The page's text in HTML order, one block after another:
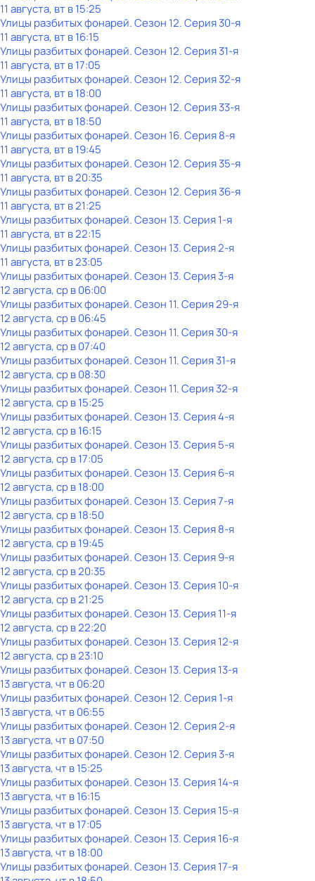
11 августа, вт в 15:25
Улицы разбитых фонарей. Сезон 12. Серия 30-я
11 августа, вт в 16:15
Улицы разбитых фонарей. Сезон 12. Серия 31-я
11 августа, вт в 17:05
Улицы разбитых фонарей. Сезон 12. Серия 32-я
11 августа, вт в 18:00
Улицы разбитых фонарей. Сезон 12. Серия 33-я
11 августа, вт в 18:50
Улицы разбитых фонарей. Сезон 16. Серия 8-я
11 августа, вт в 19:45
Улицы разбитых фонарей. Сезон 12. Серия 35-я
11 августа, вт в 20:35
Улицы разбитых фонарей. Сезон 12. Серия 36-я
11 августа, вт в 21:25
Улицы разбитых фонарей. Сезон 13. Серия 1-я
11 августа, вт в 22:15
Улицы разбитых фонарей. Сезон 13. Серия 2-я
11 августа, вт в 23:05
Улицы разбитых фонарей. Сезон 13. Серия 3-я
12 августа, ср в 06:00
Улицы разбитых фонарей. Сезон 11. Серия 29-я
12 августа, ср в 06:45
Улицы разбитых фонарей. Сезон 11. Серия 30-я
12 августа, ср в 07:40
Улицы разбитых фонарей. Сезон 11. Серия 31-я
12 августа, ср в 08:30
Улицы разбитых фонарей. Сезон 11. Серия 32-я
12 августа, ср в 15:25
Улицы разбитых фонарей. Сезон 13. Серия 4-я
12 августа, ср в 16:15
Улицы разбитых фонарей. Сезон 13. Серия 5-я
12 августа, ср в 17:05
Улицы разбитых фонарей. Сезон 13. Серия 6-я
12 августа, ср в 18:00
Улицы разбитых фонарей. Сезон 13. Серия 7-я
12 августа, ср в 18:50
Улицы разбитых фонарей. Сезон 13. Серия 8-я
12 августа, ср в 19:45
Улицы разбитых фонарей. Сезон 13. Серия 9-я
12 августа, ср в 20:35
Улицы разбитых фонарей. Сезон 13. Серия 10-я
12 августа, ср в 21:25
Улицы разбитых фонарей. Сезон 13. Серия 11-я
12 августа, ср в 22:20
Улицы разбитых фонарей. Сезон 13. Серия 12-я
12 августа, ср в 23:10
Улицы разбитых фонарей. Сезон 13. Серия 13-я
13 августа, чт в 06:20
Улицы разбитых фонарей. Сезон 12. Серия 1-я
13 августа, чт в 06:55
Улицы разбитых фонарей. Сезон 12. Серия 2-я
13 августа, чт в 07:50
Улицы разбитых фонарей. Сезон 12. Серия 3-я
13 августа, чт в 15:25
Улицы разбитых фонарей. Сезон 13. Серия 14-я
13 августа, чт в 16:15
Улицы разбитых фонарей. Сезон 13. Серия 15-я
13 августа, чт в 17:05
Улицы разбитых фонарей. Сезон 13. Серия 16-я
13 августа, чт в 18:00
Улицы разбитых фонарей. Сезон 13. Серия 17-я